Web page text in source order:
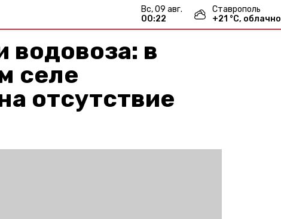
вс, 09 авг.
00:23
Ставрополь
+21 °С, облачно
водовоза: в
селе
отсутствие